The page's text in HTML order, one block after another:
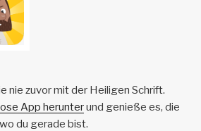
nie zuvor mit der Heiligen Schrift.
App herunterund genieße es, die
du gerade bist.